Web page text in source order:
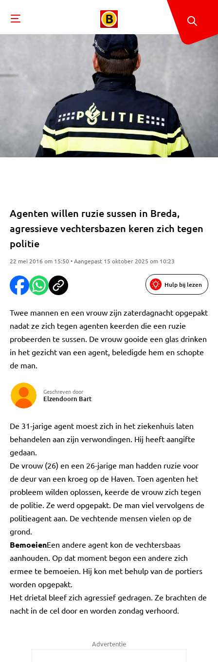
Agenten willen ruzie sussen in Breda,
agressieve vechtersbazen keren zich tegen
politie
22 mei 2016 om 15:50 • Aangepast 15 oktober 2025 om 10:23
Hulp bij lezen
Twee mannen en een vrouw zijn zaterdagnacht opgepakt
nadat ze zich tegen agenten keerden die een ruzie
probeerden te sussen. De vrouw gooide een glas drinken
in het gezicht van een agent, beledigde hem en schopte
de man.
Geschreven door
Elzendoorn Bart
De 31-jarige agent moest zich in het ziekenhuis laten
behandelen aan zijn verwondingen. Hij heeft aangifte
gedaan.
De vrouw (26) en een 26-jarige man hadden ruzie voor
de deur van een kroeg op de Haven. Toen agenten het
probleem wilden oplossen, keerde de vrouw zich tegen
de politie. Ze werd opgepakt. De man viel vervolgens de
politieagent aan. De vechtende mensen vielen op de
grond.
BemoeienEen andere agent kon de vechtersbaas
aanhouden. Op dat moment begon een andere zich
ermee te bemoeien. Hij kon met behulp van de portiers
worden opgepakt.
Het drietal bleef zich agressief gedragen. Ze brachten de
nacht in de cel door en worden zondag verhoord.
Advertentie